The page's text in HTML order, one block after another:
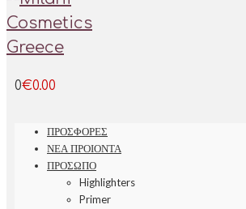
0€0.00
ΠΡΟΣΦΟΡΕΣ
ΝΕΑ ΠΡΟΙΟΝΤΑ
ΠΡΟΣΩΠΟ
Highlighters
Primer